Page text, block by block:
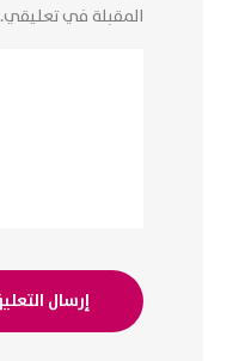
المقبلة في تعليقي.